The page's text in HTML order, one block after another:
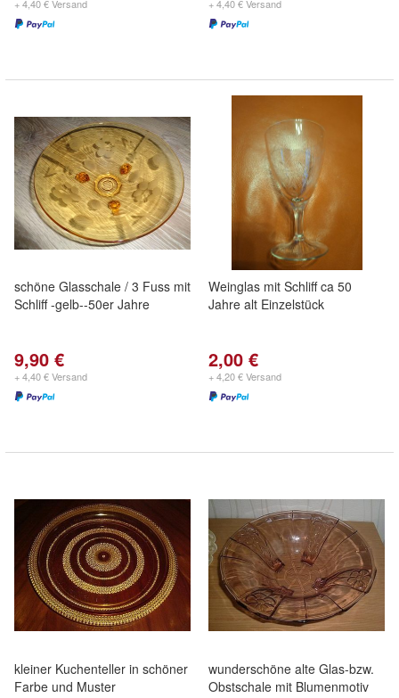
+ 4,40 € Versand + 4,40 € Versand
schöne Glasschale / 3 Fuss mit
Schliff -gelb--50er Jahre
9,90 €
+ 4,40 € Versand
Weinglas mit Schliff ca 50
Jahre alt Einzelstück
2,00 €
+ 4,20 € Versand
kleiner Kuchenteller in schöner
Farbe und Muster
wunderschöne alte Glas-bzw.
Obstschale mit Blumenmotiv